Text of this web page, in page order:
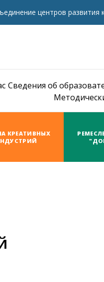
центров
Сведения об
КРЕАТИВНЫХ